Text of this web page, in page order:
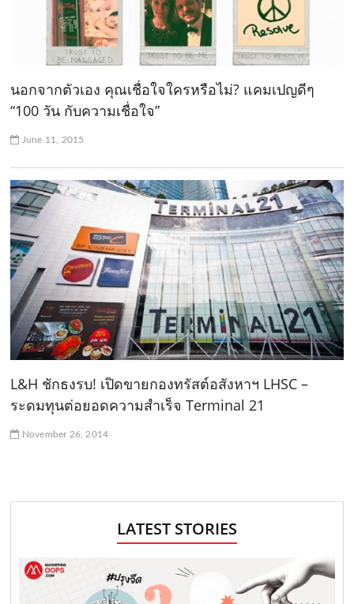
นอกจากตัวเอง คุณเชื่อใจใครหรือไม่? แคมเปญดีๆ
“100 วัน กับความเชื่อใจ”
June 11, 2015
L&H ชักธงรบ! เปิดขายกองทรัสต์อสังหาฯ LHSC –
ระดมทุนต่อยอดความสำเร็จ Terminal 21
November 26, 2014
LATEST STORIES